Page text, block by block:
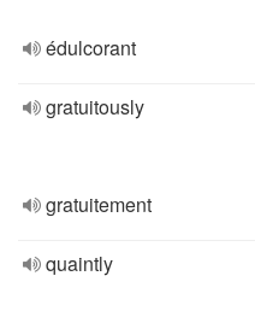
édulcorant
gratuitously
gratuitement
quaintly